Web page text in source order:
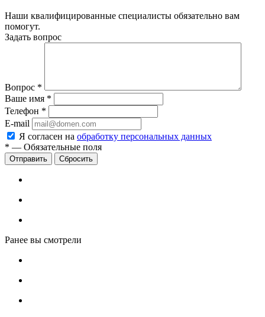
Наши квалифицированные специалисты обязательно вам
помогут.
Задать вопрос
Вопрос *
Ваше имя *
Телефон *
E-mail
Я согласен на обработку персональных данных
* — Обязательные поля
Сбросить
Ранее вы смотрели